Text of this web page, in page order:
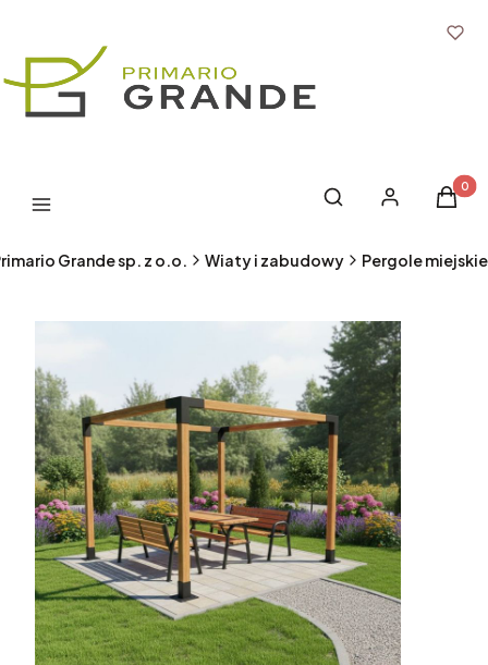
Menu Otwórz
Szukaj Zaloguj sięKoszyk
Grande sp. z o.o. Wiaty i zabudowy Pergole miejskie